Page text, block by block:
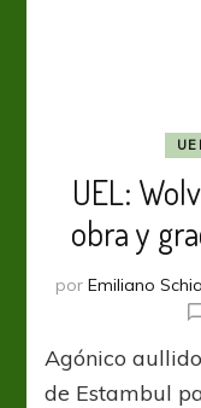
UEL:
obra y
por Emiliano
Agónico
de Estambul